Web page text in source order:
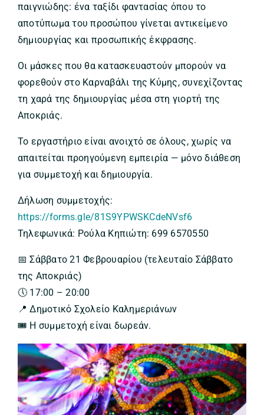
παιγνιώδης: ένα ταξίδι φαντασίας όπου το
αποτύπωμα του προσώπου γίνεται αντικείμενο
δημιουργίας και προσωπικής έκφρασης.
Οι μάσκες που θα κατασκευαστούν μπορούν να
φορεθούν στο Καρναβάλι της Κύμης, συνεχίζοντας
τη χαρά της δημιουργίας μέσα στη γιορτή της
Αποκριάς.
Το εργαστήριο είναι ανοιχτό σε όλους, χωρίς να
απαιτείται προηγούμενη εμπειρία — μόνο διάθεση
για συμμετοχή και δημιουργία.
Δήλωση συμμετοχής:
https://forms.gle/81S9YPWSKCdeNVsf6
Τηλεφωνικά: Ρούλα Κηπιώτη: 699 6570550
📅 Σάββατο 21 Φεβρουαρίου (τελευταίο Σάββατο
της Αποκριάς)
🕔 17:00 – 20:00
📍 Δημοτικό Σχολείο Καλημεριάνων
🎟️ Η συμμετοχή είναι δωρεάν.